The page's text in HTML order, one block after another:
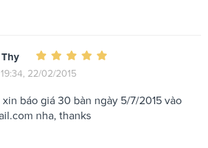
22/02/2015
báo giá 30 bàn ngày 5/7/2015 vào
nha, thanks